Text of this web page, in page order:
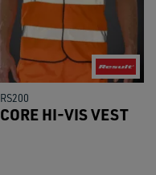
RS200
CORE HI-VIS VEST